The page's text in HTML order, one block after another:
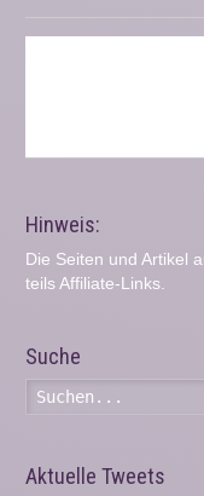
Hinweis:
Die Seiten und Artikel
teils Affiliate-Links.
Suche
Aktuelle Tweets